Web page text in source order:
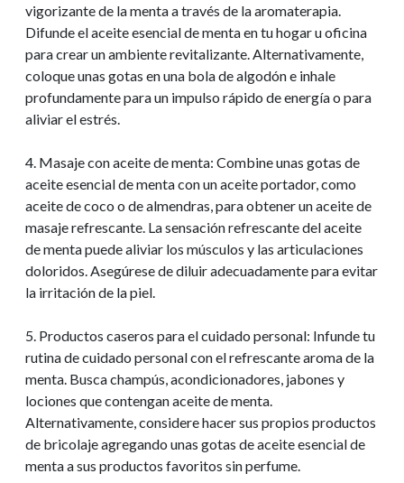
vigorizante de la menta a través de la aromaterapia.
Difunde el aceite esencial de menta en tu hogar u oficina
para crear un ambiente revitalizante. Alternativamente,
coloque unas gotas en una bola de algodón e inhale
profundamente para un impulso rápido de energía o para
aliviar el estrés.
4. Masaje con aceite de menta: Combine unas gotas de
aceite esencial de menta con un aceite portador, como
aceite de coco o de almendras, para obtener un aceite de
masaje refrescante. La sensación refrescante del aceite
de menta puede aliviar los músculos y las articulaciones
doloridos. Asegúrese de diluir adecuadamente para evitar
la irritación de la piel.
5. Productos caseros para el cuidado personal: Infunde tu
rutina de cuidado personal con el refrescante aroma de la
menta. Busca champús, acondicionadores, jabones y
lociones que contengan aceite de menta.
Alternativamente, considere hacer sus propios productos
de bricolaje agregando unas gotas de aceite esencial de
menta a sus productos favoritos sin perfume.